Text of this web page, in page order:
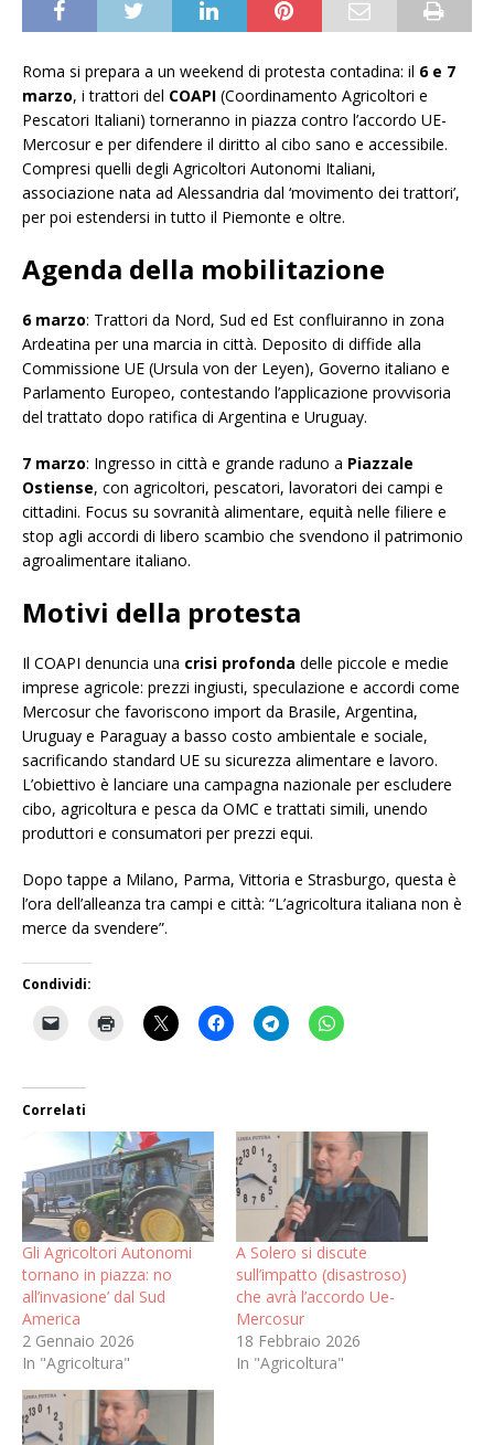
Roma si prepara a un weekend di protesta contadina: il 6 e 7
marzo, i trattori del COAPI (Coordinamento Agricoltori e
Pescatori Italiani) torneranno in piazza contro l’accordo UE-
Mercosur e per difendere il diritto al cibo sano e accessibile.
Compresi quelli degli Agricoltori Autonomi Italiani,
associazione nata ad Alessandria dal ‘movimento dei trattori’,
per poi estendersi in tutto il Piemonte e oltre.
Agenda della mobilitazione
6 marzo: Trattori da Nord, Sud ed Est confluiranno in zona
Ardeatina per una marcia in città. Deposito di diffide alla
Commissione UE (Ursula von der Leyen), Governo italiano e
Parlamento Europeo, contestando l’applicazione provvisoria
del trattato dopo ratifica di Argentina e Uruguay.
7 marzo: Ingresso in città e grande raduno a Piazzale
Ostiense, con agricoltori, pescatori, lavoratori dei campi e
cittadini. Focus su sovranità alimentare, equità nelle filiere e
stop agli accordi di libero scambio che svendono il patrimonio
agroalimentare italiano.
Motivi della protesta
Il COAPI denuncia una crisi profonda delle piccole e medie
imprese agricole: prezzi ingiusti, speculazione e accordi come
Mercosur che favoriscono import da Brasile, Argentina,
Uruguay e Paraguay a basso costo ambientale e sociale,
sacrificando standard UE su sicurezza alimentare e lavoro.
L’obiettivo è lanciare una campagna nazionale per escludere
cibo, agricoltura e pesca da OMC e trattati simili, unendo
produttori e consumatori per prezzi equi.
Dopo tappe a Milano, Parma, Vittoria e Strasburgo, questa è
l’ora dell’alleanza tra campi e città: “L’agricoltura italiana non è
merce da svendere”.
Condividi:
Correlati
Gli Agricoltori Autonomi
tornano in piazza: no
all’invasione’ dal Sud
America
2 Gennaio 2026
In "Agricoltura"
A Solero si discute
sull’impatto (disastroso)
che avrà l’accordo Ue-
Mercosur
18 Febbraio 2026
In "Agricoltura"